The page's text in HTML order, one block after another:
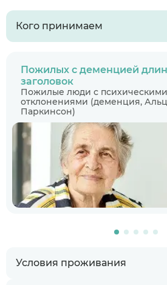
Кого принимаем
Условия проживания
Пожилых с деменцией
заголовок
Пожилые люди с психическими
отклонениями (деменция,
Паркинсон)